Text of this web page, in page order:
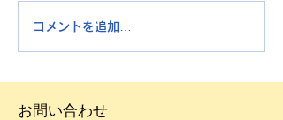
コメントを追加…
お問い合わせ